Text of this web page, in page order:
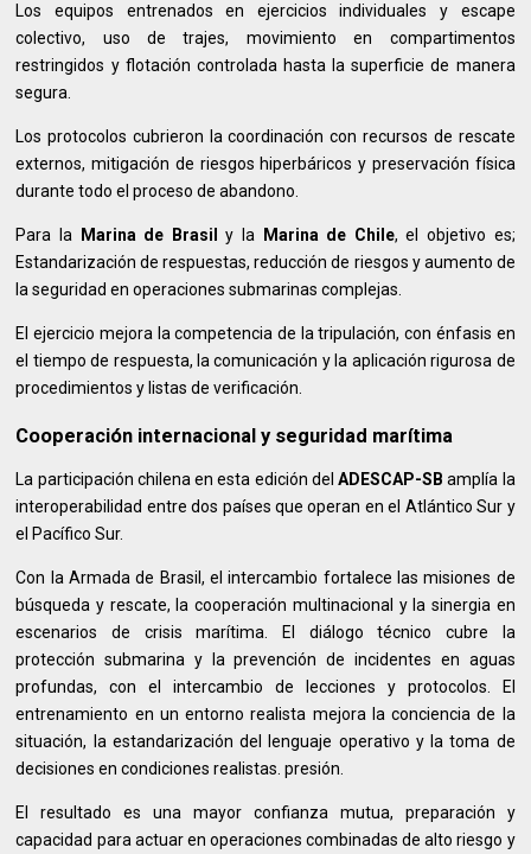
Los equipos entrenados en ejercicios individuales y escape
colectivo, uso de trajes, movimiento en compartimentos
restringidos y flotación controlada hasta la superficie de manera
segura.
Los protocolos cubrieron la coordinación con recursos de rescate
externos, mitigación de riesgos hiperbáricos y preservación física
durante todo el proceso de abandono.
Para la Marina de Brasil y la Marina de Chile, el objetivo es;
Estandarización de respuestas, reducción de riesgos y aumento de
la seguridad en operaciones submarinas complejas.
El ejercicio mejora la competencia de la tripulación, con énfasis en
el tiempo de respuesta, la comunicación y la aplicación rigurosa de
procedimientos y listas de verificación.
Cooperación internacional y seguridad marítima
La participación chilena en esta edición delADESCAP-SB amplía la
interoperabilidad entre dos países que operan en el Atlántico Sur y
el Pacífico Sur.
Con la Armada de Brasil, el intercambio fortalece las misiones de
búsqueda y rescate, la cooperación multinacional y la sinergia en
escenarios de crisis marítima. El diálogo técnico cubre la
protección submarina y la prevención de incidentes en aguas
profundas, con el intercambio de lecciones y protocolos. El
entrenamiento en un entorno realista mejora la conciencia de la
situación, la estandarización del lenguaje operativo y la toma de
decisiones en condiciones realistas. presión.
El resultado es una mayor confianza mutua, preparación y
capacidad para actuar en operaciones combinadas de alto riesgo y